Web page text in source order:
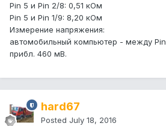
Pin 5 и Pin 2/8: 0,51 кОм
Pin 5 и Pin 1/9: 8,20 кОм
Измерение напряжения:
автомобильный компьютер - между
прибл. 460 мВ.
hard67
Posted July 18, 2016